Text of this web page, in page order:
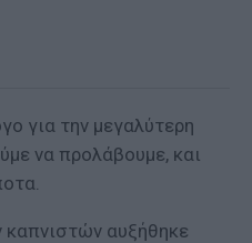
για την μεγαλύτερη
να προλάβουμε, και
αυξήθηκε